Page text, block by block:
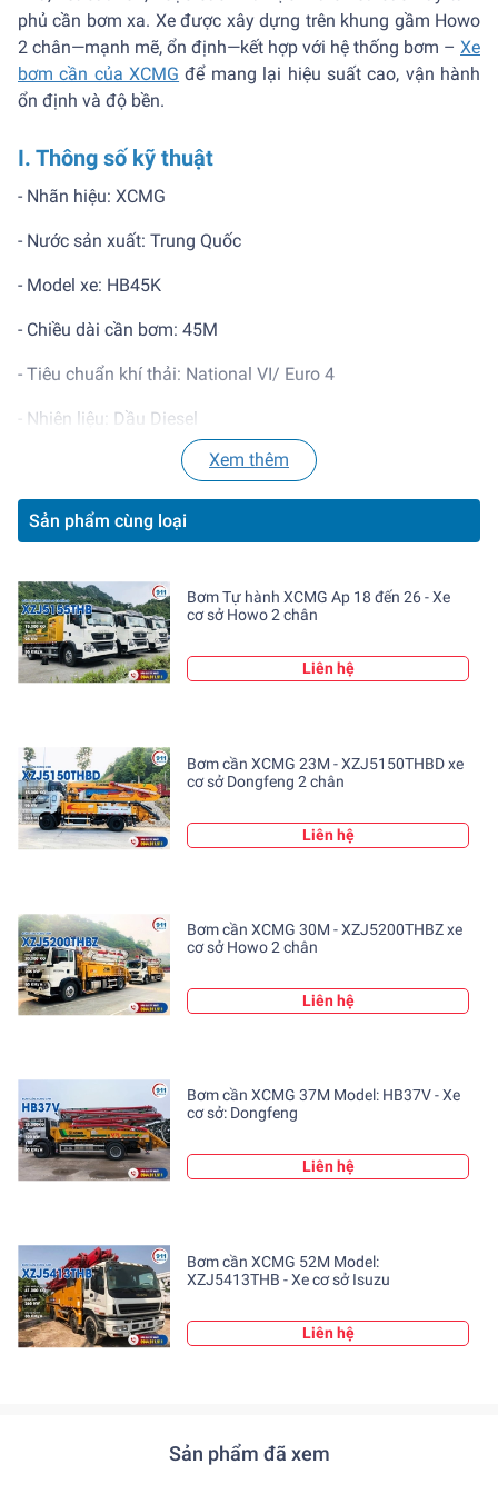
phủ cần bơm xa. Xe được xây dựng trên khung gầm Howo
2 chân—mạnh mẽ, ổn định—kết hợp với hệ thống bơm – Xe
bơm cần của XCMG để mang lại hiệu suất cao, vận hành
ổn định và độ bền.
I. Thông số kỹ thuật
- Nhãn hiệu: XCMG
- Nước sản xuất: Trung Quốc
- Model xe: HB45K
- Chiều dài cần bơm: 45M
- Tiêu chuẩn khí thải: National VI/ Euro 4
- Nhiên liệu: Dầu Diesel
- Tốc độ tối đa: 80km/h
- Công suất bơm tối đa: 170m³/h
- Góc quay đài: 270 độ
- Kích thước xilanh bơm bê tông: 260x2000mm
(Bơm cần XCMG 45M - HB45K)
II. Ưu điểm nổi bật Bơm cần XCMG 45 m –
Xem thêm
Sản phẩm cùng loại
Bơm Tự hành XCMG Ap 18 đến 26 - Xe
cơ sở Howo 2 chân
Liên hệ
Bơm cần XCMG 23M - XZJ5150THBD xe
cơ sở Dongfeng 2 chân
Liên hệ
Bơm cần XCMG 30M - XZJ5200THBZ xe
cơ sở Howo 2 chân
Liên hệ
Bơm cần XCMG 37M Model: HB37V - Xe
cơ sở: Dongfeng
Liên hệ
Bơm cần XCMG 52M Model:
XZJ5413THB - Xe cơ sở Isuzu
Liên hệ
Sản phẩm đã xem